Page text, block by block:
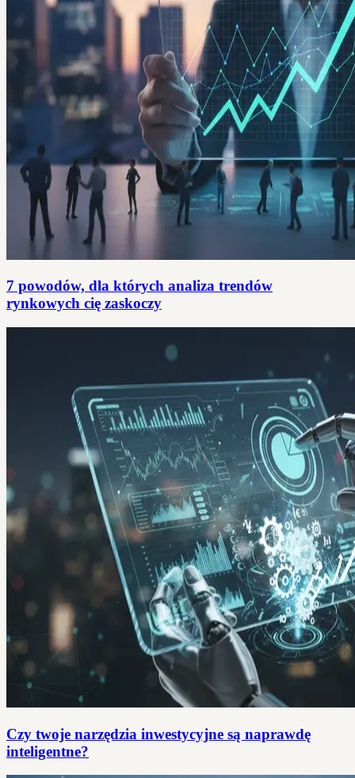
7 powodów, dla których analiza trendów
rynkowych cię zaskoczy
Czy twoje narzędzia inwestycyjne są naprawdę
inteligentne?